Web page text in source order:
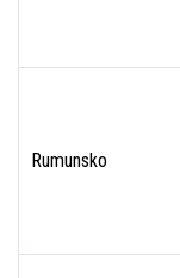
Rumunsko